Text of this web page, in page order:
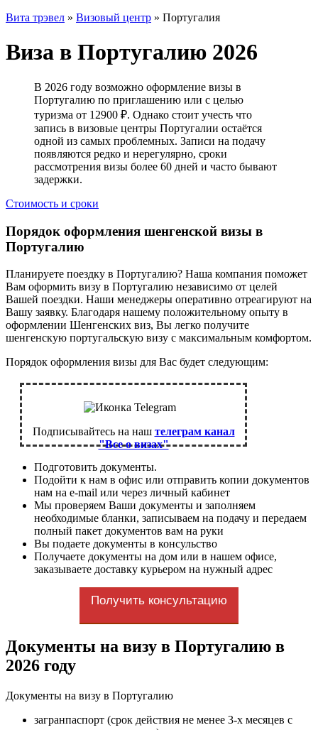
Вита трэвел » Визовый центр » Португалия
Виза в Португалию 2026
В 2026 году возможно оформление визы в
Португалию по приглашению или с целью
туризма от 12900 ₽. Однако стоит учесть что
запись в визовые центры Португалии остаётся
одной из самых проблемных. Записи на подачу
появляются редко и нерегулярно, сроки
рассмотрения визы более 60 дней и часто бывают
задержки.
Стоимость и сроки
Порядок оформления шенгенской визы в
Португалию
Планируете поездку в Португалию? Наша компания поможет
Вам оформить визу в Португалию независимо от целей
Вашей поездки. Наши менеджеры оперативно отреагируют на
Вашу заявку. Благодаря нашему положительному опыту в
оформлении Шенгенских виз, Вы легко получите
шенгенскую португальскую визу с максимальным комфортом.
Порядок оформления визы для Вас будет следующим:
Подписывайтесь на наш телеграм канал
"Все о визах"
Подготовить документы.
Подойти к нам в офис или отправить копии документов
нам на e-mail или через личный кабинет
Мы проверяем Ваши документы и заполняем
необходимые бланки, записываем на подачу и передаем
полный пакет документов вам на руки
Вы подаете документы в консульство
Получаете документы на дом или в нашем офисе,
заказываете доставку курьером на нужный адрес
Получить консультацию
Документы на визу в Португалию в
2026 году
Документы на визу в Португалию
загранпаспорт (срок действия не менее 3-х месяцев с